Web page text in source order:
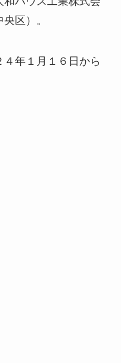
区）。
年１月１６日から